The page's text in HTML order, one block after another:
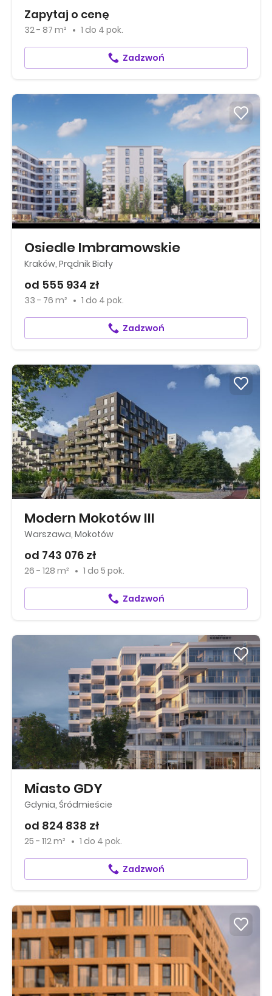
Zapytaj o cenę
32 - 87 m² 1 do 4 pok.
Zadzwoń
Osiedle Imbramowskie
Kraków, Prądnik Biały
od 555 934 zł
33 - 76 m² 1 do 4 pok.
Zadzwoń
Modern Mokotów III
Warszawa, Mokotów
od 743 076 zł
26 - 128 m² 1 do 5 pok.
Zadzwoń
Miasto GDY
Gdynia, Śródmieście
od 824 838 zł
25 - 112 m² 1 do 4 pok.
Zadzwoń